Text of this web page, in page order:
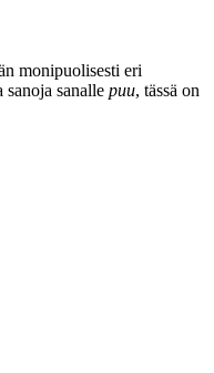
monipuolisesti eri
sanalle puu, tässä on